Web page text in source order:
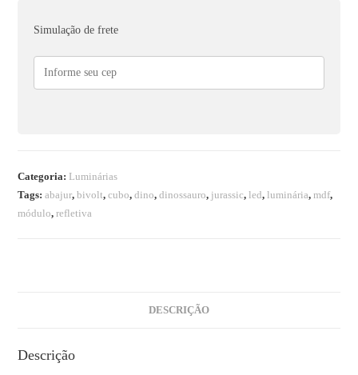
Simulação de frete
Categoria: Luminárias
Tags:abajur,bivolt,cubo,dino,dinossauro, jurassic,led,luminária,mdf,
módulo,refletiva
DESCRIÇÃO
Descrição